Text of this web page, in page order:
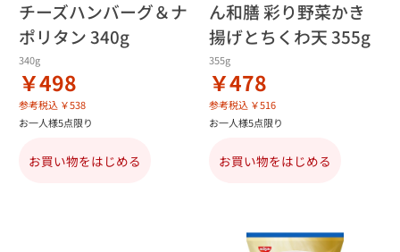
チーズハンバーグ＆ナ
ポリタン 340g
340g
￥498
参考税込 ￥538
お一人様5点限り
お買い物をはじめる
ん和膳 彩り野菜かき
揚げとちくわ天 355g
355g
￥478
参考税込 ￥516
お一人様5点限り
お買い物をはじめる